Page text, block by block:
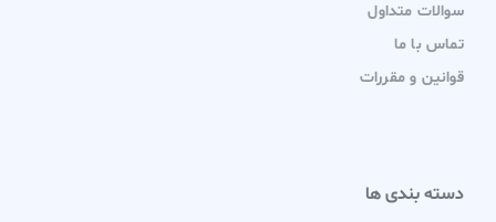
سوالات متداول
تماس با ما
قوانین و مقررات
دسته بندی ها